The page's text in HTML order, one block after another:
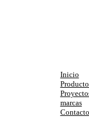
Inicio
marcas
Contacto